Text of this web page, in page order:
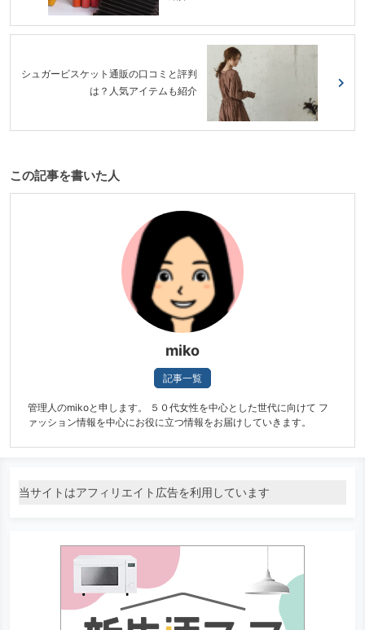
シュガービスケット通販の口コミと評判
は？人気アイテムも紹介
この記事を書いた人
miko
記事一覧
管理人のmikoと申します。 ５０代女性を中心とした世代に向けて フ
ァッション情報を中心にお役に立つ情報をお届けしていきます。
当サイトはアフィリエイト広告を利用しています